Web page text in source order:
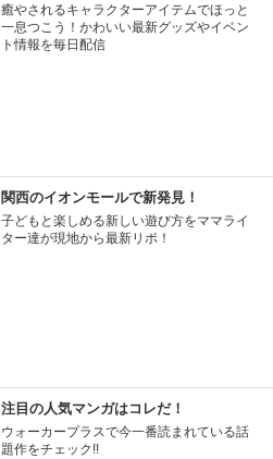
癒やされるキャラクターアイテムでほっと
一息つこう！かわいい最新グッズやイベン
ト情報を毎日配信
関西のイオンモールで新発見！
子どもと楽しめる新しい遊び方をママライ
ター達が現地から最新リポ！
注目の人気マンガはコレだ！
ウォーカープラスで今一番読まれている話
題作をチェック!!